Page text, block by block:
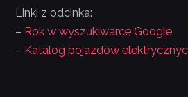
Linki z odcinka:
– Rok w wyszukiwarce Google
– Katalog pojazdów